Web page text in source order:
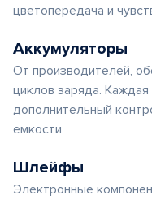
цветопередача и
Аккумуляторы
От производителей,
циклов заряда.
дополнительный
емкости
Шлейфы
Электронные